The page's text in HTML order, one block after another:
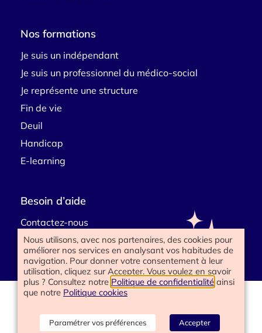
Nos formations
Je suis un indépendant
Je suis un professionnel du médico-social
Je représente une structure
Fin de vie
Deuil
Handicap
E-learning
Besoin d’aide
Contactez-nous
www.happyend.life 2025
Politique de confidentialité
Mentions légales
Nous utilisons, avec nos partenaires, des cookies pour
améliorer nos services en analysant vos habitudes de
navigation. Pour donner votre consentement à leur
utilisation, cliquez sur Accepter. Vous voulez en savoir
plus ? Consultez notre Politique de confidentialité ainsi
que notre Politique cookies
Paramétrer vos préférences Accepter